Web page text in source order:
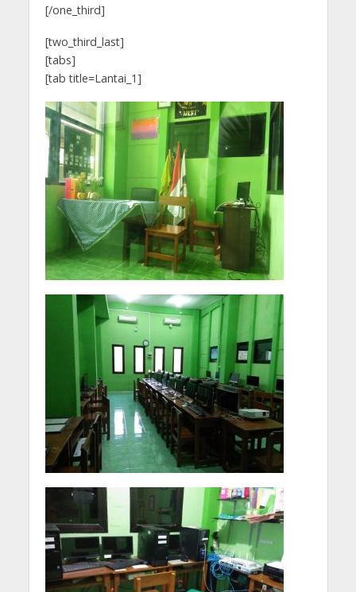
[/one_third]
[two_third_last]
[tabs]
[tab title=Lantai_1]